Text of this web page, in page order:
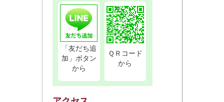
「友だち追
加」ボタン
から
ＱＲコード
から